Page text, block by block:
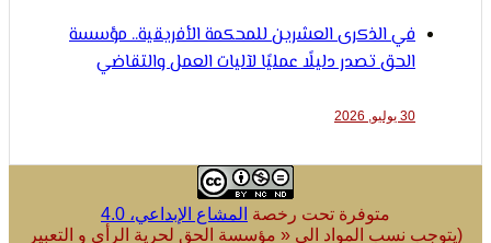
في الذكرى العشرين للمحكمة الأفريقية.. مؤسسة
الحق تصدر دليلًا عمليًا لآليات العمل والتقاضي
متوفرة تحت رخصةالمشاع الإبداعي، 4.0
نسب المواد الى « مؤسسة الحق لحرية الرأي و التعبير